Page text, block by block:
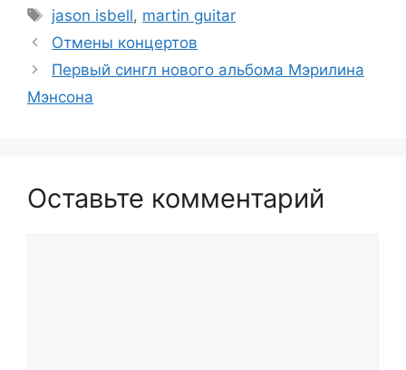
Метки
jason isbell, martin guitar
Отмены концертов
Первый сингл нового альбома Мэрилина
Мэнсона
Оставьте комментарий